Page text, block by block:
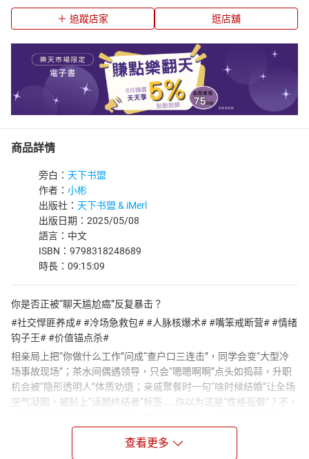
追蹤店家 逛店舖
商品詳情
旁白： 天下书盟
作者： 小彬
出版社： 天下书盟 & iMerl
出版日期：2025/05/08
語言：中文
ISBN：9798318248689
時長：09:15:09
你是否正被“聊天尴尬癌”反复暴击？
#社交悍匪养成# #冷场急救包# #人脉核爆术# #嘴笨戒断营# #情绪
钩子王# #价值锚点杀#
相亲局上把“你做什么工作”问成“查户口三连击”，同学会变“大型冷
场事故现场”；茶水间偶遇领导，只会“嗯嗯啊啊”点头如捣蒜，升职
机会被“隐形透明人”体质劝退；亲戚聚餐时一句“啥时候结婚”让全场
空气凝固，被贴上“话题终结者”标签……你以为这是“性格孤僻”？不，
哪个不是“行走的段子手+人性解码器”？他们能三句话让甲方从“高冷
霸总”变“夸夸群主”，五句话让“社恐同事”秒变“捧哏搭子”，甚至能用
查看更多